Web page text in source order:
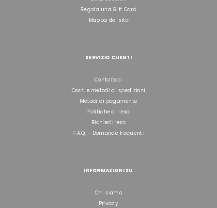
Regala una Gift Card
Mappa del sito
SERVIZIO CLIENTI
Contattaci
Costi e metodi di spedizioni
Metodi di pagamento
Politiche di reso
Richiedi reso
F.A.Q. - Domande frequenti
INFORMAZIONI SU
Chi siamo
Privacy